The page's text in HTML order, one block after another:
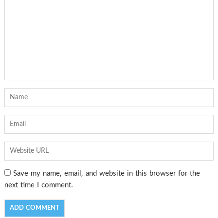
Save my name, email, and website in this browser for the
next time I comment.